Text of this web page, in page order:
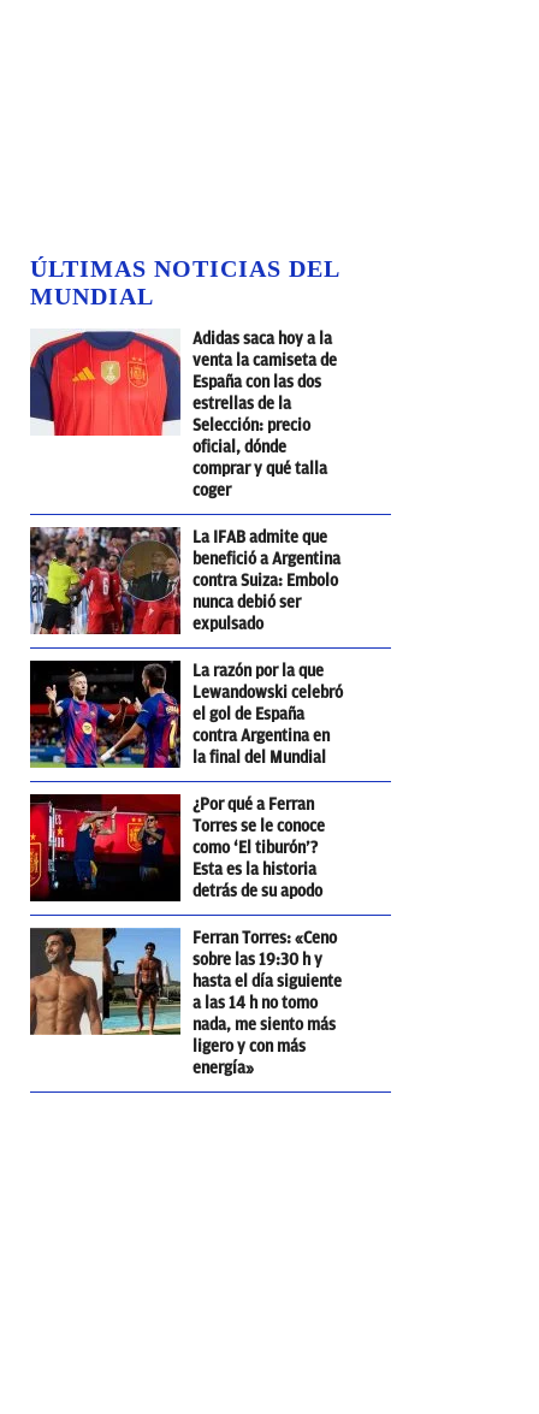
ÚLTIMAS NOTICIAS DEL
MUNDIAL
Adidas saca hoy a la
venta la camiseta de
España con las dos
estrellas de la
Selección: precio
oficial, dónde
comprar y qué talla
coger
La IFAB admite que
benefició a Argentina
contra Suiza: Embolo
nunca debió ser
expulsado
La razón por la que
Lewandowski celebró
el gol de España
contra Argentina en
la final del Mundial
¿Por qué a Ferran
Torres se le conoce
como ‘El tiburón’?
Esta es la historia
detrás de su apodo
Ferran Torres: «Ceno
sobre las 19:30 h y
hasta el día siguiente
a las 14 h no tomo
nada, me siento más
ligero y con más
energía»